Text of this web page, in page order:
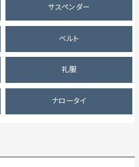
サスペンダー
ベルト
礼服
ナロータイ